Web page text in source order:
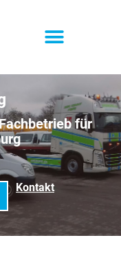
für
Kontakt